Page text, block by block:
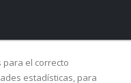
el correcto
estadísticas, para